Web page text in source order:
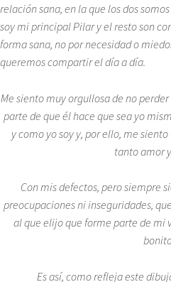
relación sana, en la que los dos
soy mi principal Pilar y el resto son
forma sana, no por necesidad o
queremos compartir el día a día.
Me siento muy orgullosa de no
parte de que él hace que sea yo
y como yo soy y, por ello, me
tanto amor
Con mis defectos, pero siempre
preocupaciones ni inseguridades,
al que elijo que forme parte de mi
Es así, como refleja este